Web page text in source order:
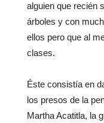
alguien que recién
árboles y con
ellos pero que al
clases.
Éste consistía en
los presos de la
Martha Acatitla, la